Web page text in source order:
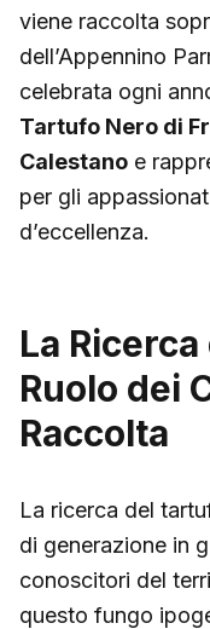
viene raccolta
dell’Appennino
celebrata ogni
Tartufo Nero di
Calestano e
per gli
d’eccellenza.
La
Ruolo dei
Raccolta
La ricerca del
di generazione in
conoscitori del
questo fungo